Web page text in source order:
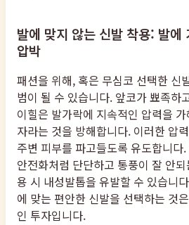
발에 맞지 않는 신발 착용: 발에
압박
패션을 위해, 혹은 무심코 선택한 신
범이 될 수 있습니다. 앞코가 뾰족하
이힐은 발가락에 지속적인 압력을
자라는 것을 방해합니다. 이러한 압
주변 피부를 파고들도록 유도합니다
안전화처럼 단단하고 통풍이 잘 안
용 시 내성발톱을 유발할 수 있습니
에 맞는 편안한 신발을 선택하는 것
인 투자입니다.